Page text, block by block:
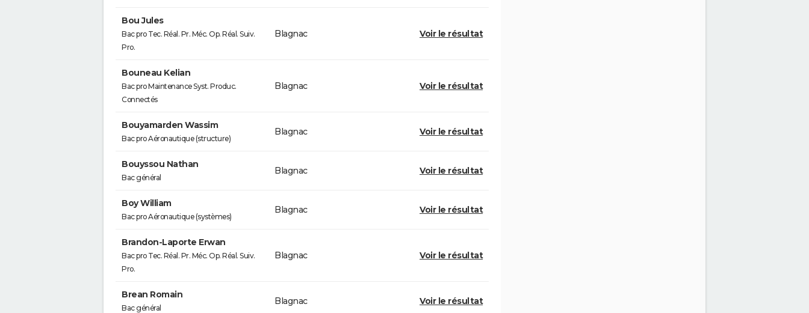
Bou Jules
Bac pro Tec. Réal. Pr. Méc. Op. Réal. Suiv.
Pro.
Blagnac Voir le résultat
Bouneau Kelian
Bac pro Maintenance Syst. Produc.
Connectés
Blagnac Voir le résultat
Bouyamarden Wassim
Bac pro Aéronautique (structure)
Blagnac Voir le résultat
Bouyssou Nathan
Bac général
Blagnac Voir le résultat
Boy William
Bac pro Aéronautique (systèmes)
Blagnac Voir le résultat
Brandon-Laporte Erwan
Bac pro Tec. Réal. Pr. Méc. Op. Réal. Suiv.
Pro.
Blagnac Voir le résultat
Brean Romain
Bac général
Blagnac Voir le résultat